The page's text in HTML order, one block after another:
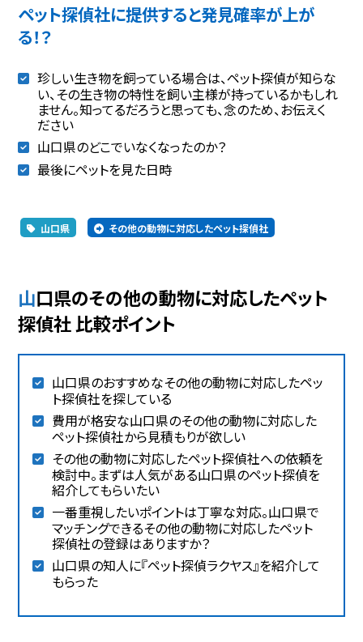
ペット探偵社に提供すると発見確率が上が
る！？
珍しい生き物を飼っている場合は、ペット探偵が知らな
い、その生き物の特性を飼い主様が持っているかもしれ
ません。知ってるだろうと思っても、念のため、お伝えく
ださい
山口県のどこでいなくなったのか？
最後にペットを見た日時
山口県 その他の動物に対応したペット探偵社
山口県のその他の動物に対応したペット
探偵社 比較ポイント
山口県のおすすめなその他の動物に対応したペッ
ト探偵社を探している
費用が格安な山口県のその他の動物に対応した
ペット探偵社から見積もりが欲しい
その他の動物に対応したペット探偵社への依頼を
検討中。まずは人気がある山口県のペット探偵を
紹介してもらいたい
一番重視したいポイントは丁寧な対応。山口県で
マッチングできるその他の動物に対応したペット
探偵社の登録はありますか？
山口県の知人に『ペット探偵ラクヤス』を紹介して
もらった